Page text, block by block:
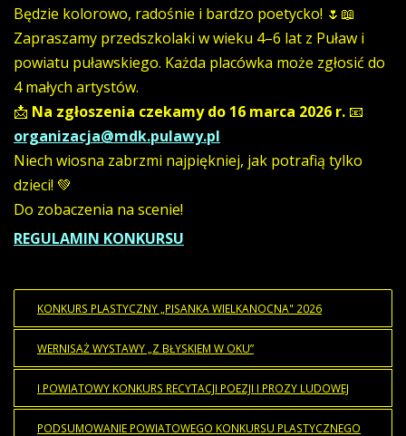
Będzie kolorowo, radośnie i bardzo poetycko! 🌷📖
Zapraszamy przedszkolaki w wieku 4–6 lat z Puław i
powiatu puławskiego. Każda placówka może zgłosić do
4 małych artystów.
📩 Na zgłoszenia czekamy do 16 marca 2026 r. 📧
organizacja@mdk.pulawy.pl
Niech wiosna zabrzmi najpiękniej, jak potrafią tylko
dzieci! 💚
Do zobaczenia na scenie!
REGULAMIN KONKURSU
KONKURS PLASTYCZNY „PISANKA WIELKANOCNA" 2026
WERNISAŻ WYSTAWY „Z BŁYSKIEM W OKU”
I POWIATOWY KONKURS RECYTACJI POEZJI I PROZY LUDOWEJ
PODSUMOWANIE POWIATOWEGO KONKURSU PLASTYCZNEGO